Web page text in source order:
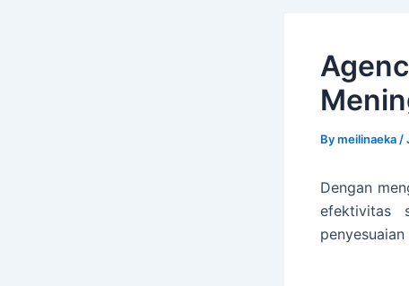
Bymeilinaeka /
Dengan
efektivitas